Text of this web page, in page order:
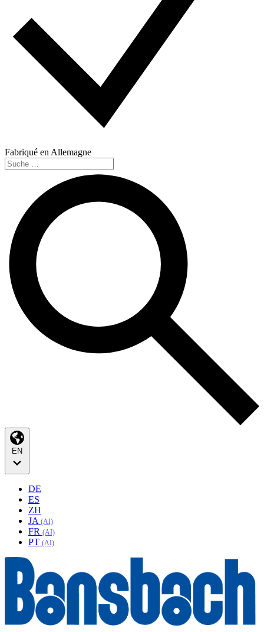
Fabriqué en Allemagne
EN
DE
ES
ZH
JA (AI)
FR (AI)
PT (AI)